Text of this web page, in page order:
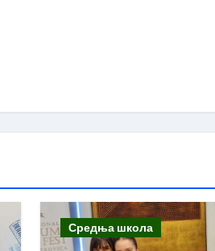
Средња школа